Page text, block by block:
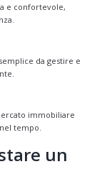
e confortevole,
da gestire e
immobiliare
tempo.
un